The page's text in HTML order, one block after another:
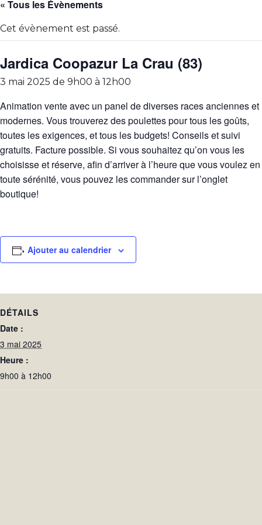
« Tous les Évènements
Cet évènement est passé.
Jardica Coopazur La Crau (83)
3 mai 2025 de 9h00 à 12h00
Animation vente avec un panel de diverses races anciennes et
modernes. Vous trouverez des poulettes pour tous les goûts,
toutes les exigences, et tous les budgets! Conseils et suivi
gratuits. Facture possible. Si vous souhaitez qu’on vous les
choisisse et réserve, afin d’arriver à l’heure que vous voulez en
toute sérénité, vous pouvez les commander sur l’onglet
boutique!
Ajouter au calendrier
DÉTAILS
Date :
3 mai 2025
Heure :
9h00 à 12h00